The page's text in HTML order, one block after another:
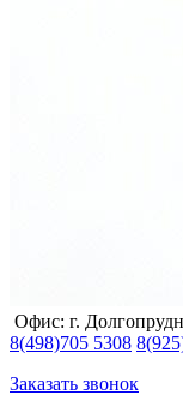
Офис: г.
8(498)705 5308 8
Заказать звонок